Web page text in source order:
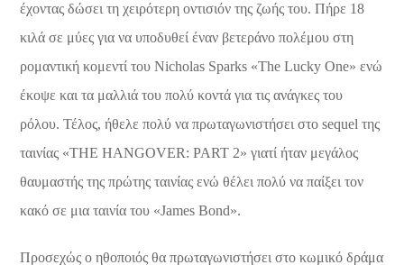
έχοντας δώσει τη χειρότερη οντισιόν της ζωής του. Πήρε 18
κιλά σε μύες για να υποδυθεί έναν βετεράνο πολέμου στη
ρομαντική κομεντί του Nicholas Sparks «The Lucky One» ενώ
έκοψε και τα μαλλιά του πολύ κοντά για τις ανάγκες του
ρόλου. Τέλος, ήθελε πολύ να πρωταγωνιστήσει στο sequel της
ταινίας «THE HANGOVER: PART 2» γιατί ήταν μεγάλος
θαυμαστής της πρώτης ταινίας ενώ θέλει πολύ να παίξει τον
κακό σε μια ταινία του «James Bond».
Προσεχώς ο ηθοποιός θα πρωταγωνιστήσει στο κωμικό δράμα